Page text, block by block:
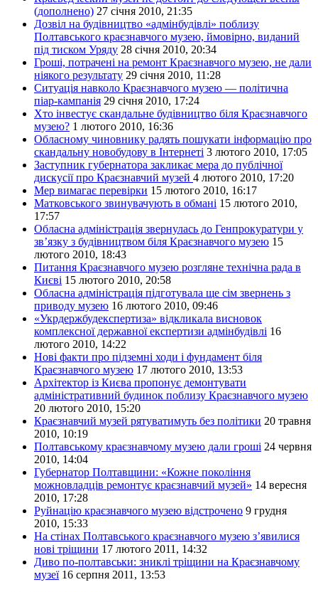
(дополнено) 27 січня 2010, 21:35
Дозвіл на будівництво «адмінбудівлі» поблизу
Полтавського краєзнавчого музею, ймовірно, виданий
під тиском Уряду 28 січня 2010, 20:34
Гроші, потрачені на ремонт Краєзнавчого музею, не дали
ніякого результату 29 січня 2010, 11:28
Ситуація навколо Краєзнавчого музею — політична
піар-кампанія 29 січня 2010, 17:24
Хто інвестує скандальне будівництво біля Краєзнавчого
музею? 1 лютого 2010, 16:36
Обласному чиновнику радять пошукати інформацію про
скандальну новобудову в Інтернеті 3 лютого 2010, 17:05
Заступник губернатора закликає мера до публічної
дискусії про Краєзнавчий музей 4 лютого 2010, 17:20
Мер вимагає перевірки 15 лютого 2010, 16:17
Матковського звинувачують в обмані 15 лютого 2010,
17:57
Обласна адміністрація звернулась до Генпрокуратури у
зв’язку з будівництвом біля Краєзнавчого музею 15
лютого 2010, 18:43
Питання Краєзнавчого музею розгляне технічна рада в
Києві 15 лютого 2010, 20:58
Обласна адміністрація підготувала ще сім звернень з
приводу музею 16 лютого 2010, 09:46
«Укрдержбудекспертиза» відкликала висновок
комплексної державної експертизи адмінбудівлі 16
лютого 2010, 14:22
Нові факти про підземні ходи і фундамент біля
Краєзнавчого музею 17 лютого 2010, 13:53
Архітектор із Києва пропонує демонтувати
адміністративний будинок поблизу Краєзнавчого музею
20 лютого 2010, 15:20
Краєзнавчий музей рятуватимуть без політики 20 травня
2010, 10:19
Полтавському краєзнавчому музею дали гроші 24 червня
2010, 14:04
Губернатор Полтавщини: «Кожне покоління
можновладців ремонтує краєзнавчий музей» 14 вересня
2010, 17:28
Руйнацію краєзнавчого музею відстрочено 9 грудня
2010, 15:33
На стінах Полтавського краєзнавчого музею з’явилися
нові тріщини 17 лютого 2011, 14:32
Диво по-полтавськи: зниклі тріщини на Краєзнавчому
музеї 16 серпня 2011, 13:53